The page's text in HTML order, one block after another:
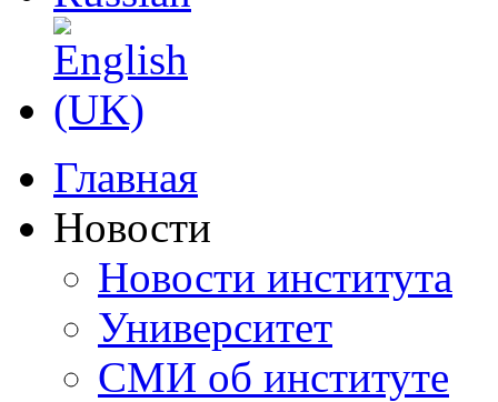
Главная
Новости
Новости института
Университет
СМИ об институте